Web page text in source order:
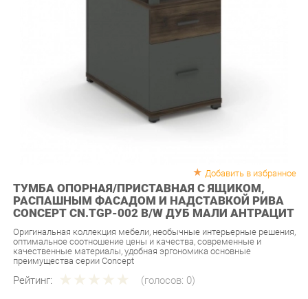
ТУМБА ОПОРНАЯ/ПРИСТАВНАЯ С ЯЩИКОМ,
РАСПАШНЫМ ФАСАДОМ И НАДСТАВКОЙ РИВА
CONCEPT CN.TGP-002 B/W ДУБ МАЛИ АНТРАЦИТ
Оригинальная коллекция мебели, необычные интерьерные решения,
оптимальное соотношение цены и качества, современные и
качественные материалы, удобная эргономика основные
преимущества серии Concept
Рейтинг: (голосов:0)
Артикул: u-1016238